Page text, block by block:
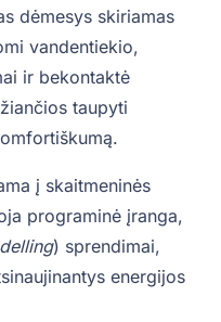
dėmesys skiriamas
vandentiekio,
ir bekontaktė
taupyti
į skaitmeninės
programinė įranga,
) sprendimai,
energijos